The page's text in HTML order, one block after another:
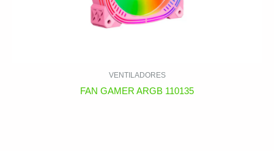
VENTILADORES
FAN GAMER ARGB 110135